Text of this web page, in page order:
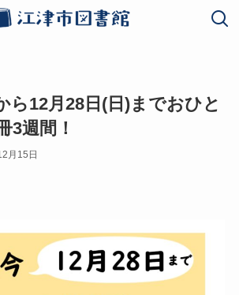
ら12月28日(日)までおひと
3週間！
月15日